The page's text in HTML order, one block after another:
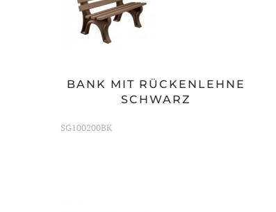
BANK MIT RÜCKENLEHNE
SCHWARZ
SG100200BK